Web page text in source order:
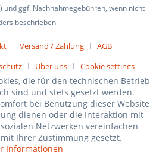
ggf. Nachnahmegebühren, wenn nicht
beschrieben
Versand / Zahlung
AGB
Über uns Cookie settings
die für den technischen Betrieb
sind und stets gesetzt werden.
bei Benutzung dieser Website
dienen oder die Interaktion mit
Netzwerken vereinfachen
Ihrer Zustimmung gesetzt.
Informationen